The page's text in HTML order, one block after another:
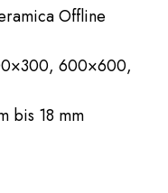
Offline
600×600,
bis 18 mm